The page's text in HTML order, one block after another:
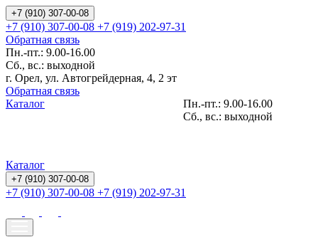
+7 (910) 307-00-08
+7 (910) 307-00-08 +7 (919) 202-97-31
Обратная связь
Пн.-пт.: 9.00-16.00
Сб., вс.: выходной
г. Орел, ул. Автогрейдерная, 4, 2 эт
Обратная связь
Пн.-пт.: 9.00-16.00
Сб., вс.: выходной
Каталог
Каталог
+7 (910) 307-00-08
+7 (910) 307-00-08 +7 (919) 202-97-31